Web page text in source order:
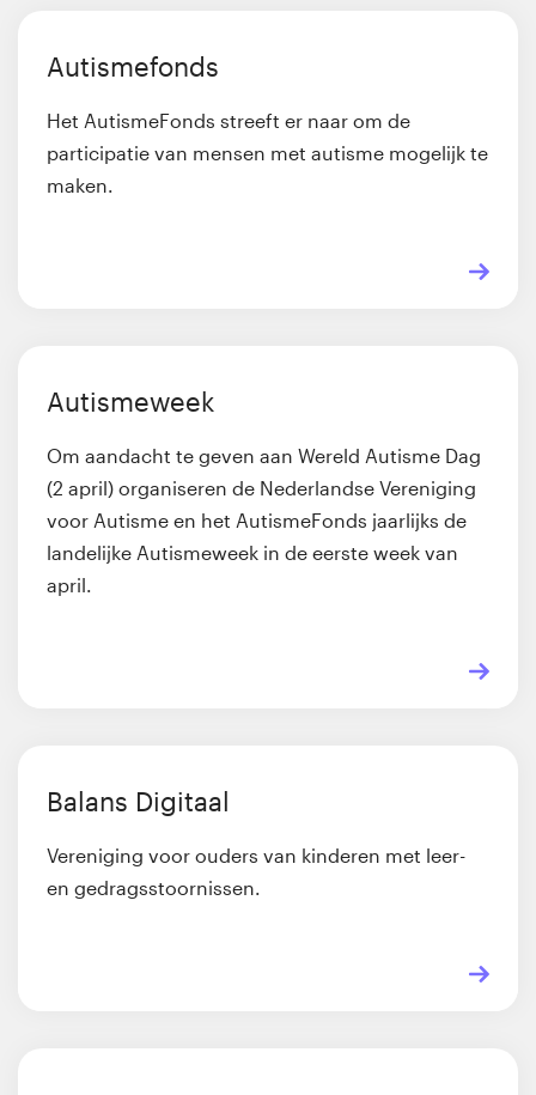
Autismefonds
Het AutismeFonds streeft er naar om de
participatie van mensen met autisme mogelijk te
maken.
Autismeweek
Om aandacht te geven aan Wereld Autisme Dag
(2 april) organiseren de Nederlandse Vereniging
voor Autisme en het AutismeFonds jaarlijks de
landelijke Autismeweek in de eerste week van
april.
Balans Digitaal
Vereniging voor ouders van kinderen met leer-
en gedragsstoornissen.